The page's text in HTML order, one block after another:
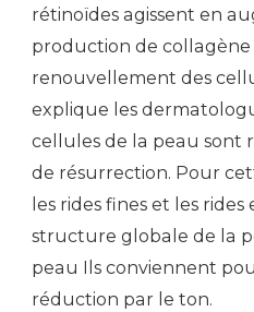
rétinoïdes agissent en
production de
renouvellement des
explique les
cellules de la peau sont
de résurrection. Pour
les rides fines et les
structure globale de la
peau Ils conviennent
réduction par le ton.